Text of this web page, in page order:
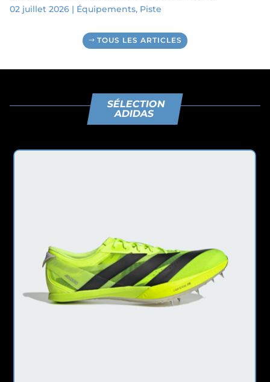
02 juillet 2026| Équipements, Piste
TOUS LES ARTICLES
SÉLECTION
ADIDAS